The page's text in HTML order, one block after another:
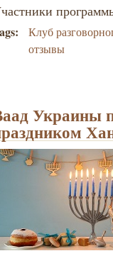
Клуб
отзывы
Украины